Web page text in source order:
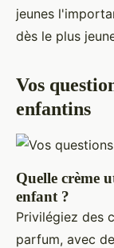
jeunes
dès le plus
Vos
enfantins
Quelle crème
enfant ?
Privilégiez des
parfum, avec